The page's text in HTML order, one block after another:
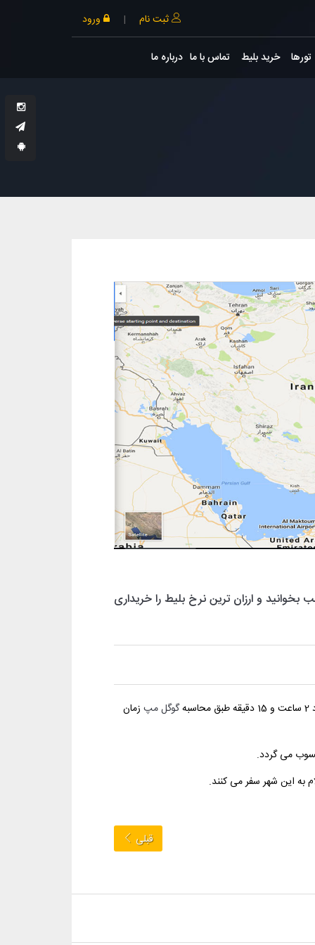
ثبت نام | ورود
تورها خرید بلیط تماس با ما درباره ما
و ارزان ترین نرخ بلیط را خریداری
گوگل مپ زمان
می گردد.
به این شهر سفر می کنند.
قبلی